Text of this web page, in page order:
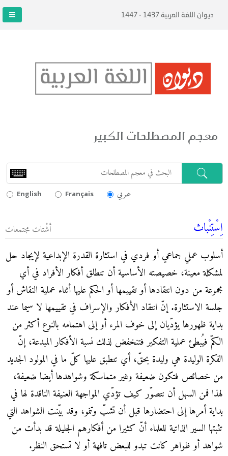
ديوان اللغة العربية 1437 - 1447
معجم المصطلحات الكبير
English Français عـربي
اِسْتِنْباث أشْتات مجتمعات
أسلوب عملي جماعي أو فردي في استثارة القدرة الإبداعية لإيجاد حل
لمشكلة معينة، خصيصته الأساسية أن تنطلق أفكار الأفراد في أي
مجموعة من دون انتقادها أو تقييمها أو الحكم عليها أثناء عملية النقاش أو
جلسة الاستثارة. إنّ انتقاد الأفكار والإسراف في تقييمها لا سيما عند
بداية ظهورها يؤدّيان إلى خوف المرء أو إلى اهتمامه بالنوع أكثر من
الكمّ فيُبطئ عملية التفكير فتنخفض لذلك نسبة الأفكار المبدعة، إنّ
الفكرة الوليدة هي وليدة بحقّ، أي تنطبق عليها كلّ ما في المولود الجديد
من خصائص فتكون ضعيفة وغير متماسكة وشواهدها أيضا ضعيفة،
لهذا فمن السهل أن نتصوّر كيف تؤدّي المواجهة العنيفة الناقدة لها في
بداية أمرها إلى احتضارها قبل أن تشبّ وتنمو، وقد بيّنت الشواهد التي
تثبتها السير الذاتية للعلماء أنّ كثيرا من أفكارهم الجليلة قد بدأت من
شواهد أو ظواهر كانت تبدو للبعض تافهة أو لا تستحق النظر.